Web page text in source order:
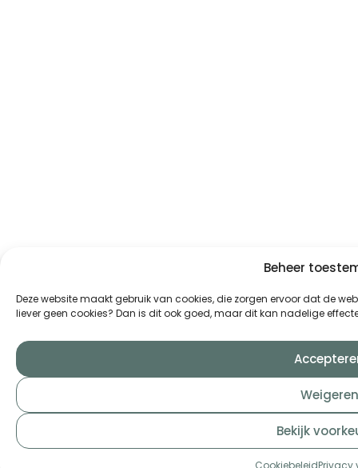
Beheer
Deze website maakt gebruik van cookies, die zorgen ervoor dat de
liever geen cookies? Dan is dit ook goed, maar dit kan nadelige
Weigeren
Bekijk
CookiebeleidPrivacy